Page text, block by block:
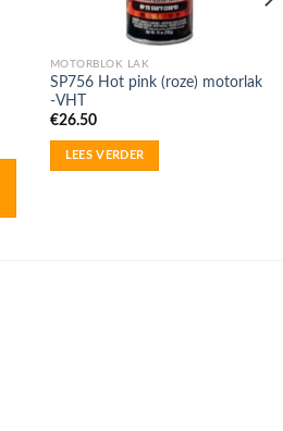
MOTORBLOK LAK
SP756 Hot pink (roze) motorlak
-VHT
€26.50
LEES VERDER